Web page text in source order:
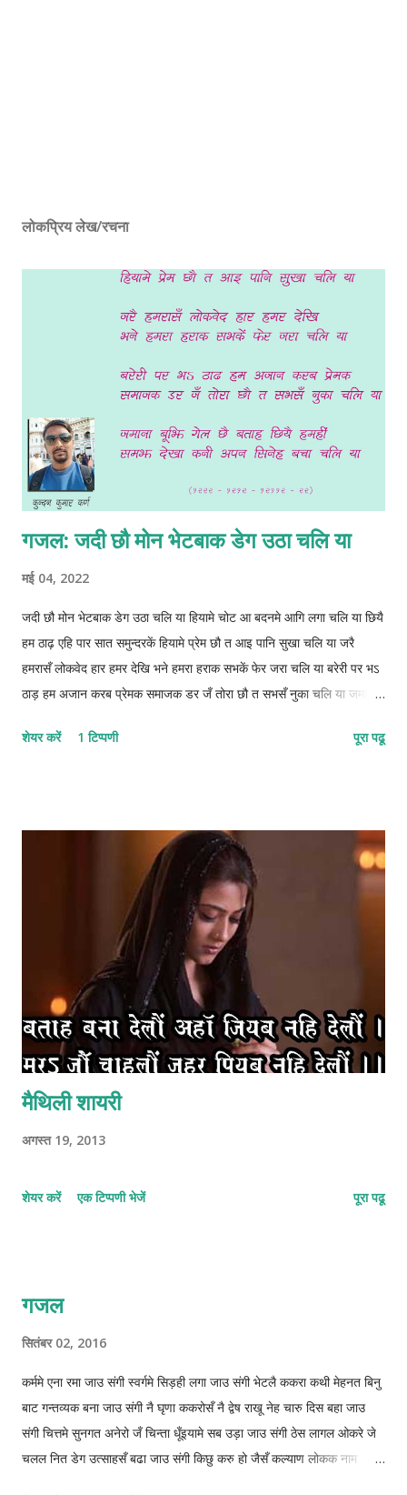
लोकप्रिय लेख/रचना
गजल: जदी छौ मोन भेटबाक डेग उठा चलि या
मई 04, 2022
जदी छौ मोन भेटबाक डेग उठा चलि या हियामे चोट आ बदनमे आगि लगा चलि या छियै
हम ठाढ़ एहि पार सात समुन्दरकें हियामे प्रेम छौ त आइ पानि सुखा चलि या जरै
हमरासँ लोकवेद हार हमर देखि भने हमरा हराक सभकें‌ फेर जरा चलि या बरेरी पर भऽ
ठाड़ हम अजान करब प्रेमक समाजक डर जँ तोरा छौ त सभसँ नुका चलि या जमाना
1212-12112-22 © कुन्दन कुमार कर्ण
शेयर करें 1 टिप्पणी पूरा पढू
मैथिली शायरी
अगस्त 19, 2013
शेयर करें एक टिप्पणी भेजें पूरा पढू
गजल
सितंबर 02, 2016
कर्ममे एना रमा जाउ संगी स्वर्गमे सिड़ही लगा जाउ संगी भेटलै ककरा कथी मेहनत बिनु
बाट गन्तव्यक बना जाउ संगी नै घृणा ककरोसँ नै द्वेष राखू नेह चारु दिस बहा जाउ
संगी चित्तमे सुनगत अनेरो जँ चिन्ता धूँइयामे सब उड़ा जाउ संगी ठेस लागल ओकरे जे
चलल नित डेग उत्साहसँ बढा जाउ संगी किछु करु हो जैसँ कल्याण लोकक नाम